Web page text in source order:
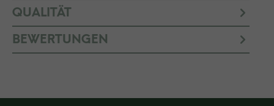
QUALITÄT
BEWERTUNGEN